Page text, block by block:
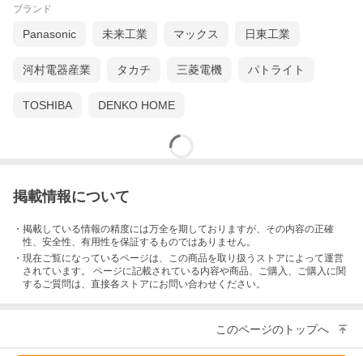
ブランド
Panasonic 未来工業 マックス 日東工業
河村電器産業 タカチ 三菱電機 パトライト
TOSHIBA DENKO HOME
掲載情報について
・掲載している情報の精度には万全を期しておりますが、その内容の正確
性、安全性、有用性を保証するものではありません。
・現在ご覧になっているページは、この商品を取り扱うストアによって運営
されています。 ページに記載されている内容や商品、ご購入 、ご購入に関
するご質問は、直接各ストアにお問い合わせください。
このページのトップへ